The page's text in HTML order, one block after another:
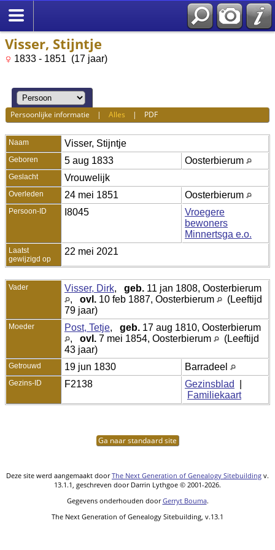
Visser, Stijntje
1833 - 1851 (17 jaar)
Persoonlijke informatie |Alles | PDF
Naam Visser, Stijntje
Geboren 5 aug 1833 Oosterbierum
Geslacht Vrouwelijk
Overleden 24 mei 1851 Oosterbierum
Persoon-ID I8045
Vroegere
bewoners
Minnertsga e.o.
Laatst
gewijzigd op
22 mei 2021
Vader Visser, Dirk, geb. 11 jan 1808, Oosterbierum
, ovl. 10 feb 1887, Oosterbierum
(Leeftijd
79 jaar)
Moeder Post, Tetje, geb. 17 aug 1810, Oosterbierum
, ovl. 7 mei 1854, Oosterbierum
(Leeftijd
43 jaar)
Getrouwd 19 jun 1830 Barradeel
Gezins-ID F2138 Gezinsblad
Familiekaart
Ga naar standaard site
Deze site werd aangemaakt doorThe Next Generation of Genealogy Sitebuilding v.
13.1.1, geschreven door Darrin Lythgoe © 2001-2026.
Gegevens onderhouden doorGerryt Bouma.
The Next Generation of Genealogy Sitebuilding, v.13.1